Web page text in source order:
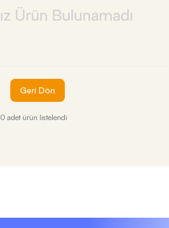
Geri Dön
0 adet ürün listelendi